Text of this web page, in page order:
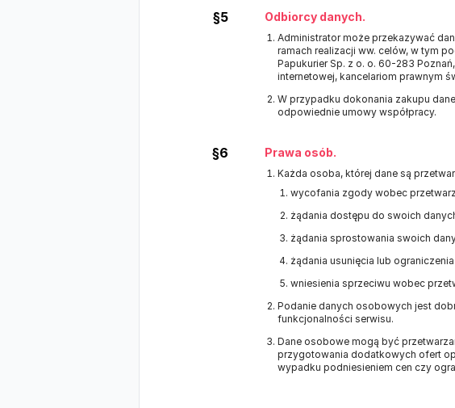
§5 Odbiorcy danych.
Administrator może przekazywać
ramach realizacji ww. celów, w tym
Papukurier Sp. z o. o. 60-283
internetowej, kancelariom prawnym
W przypadku dokonania zakupu
odpowiednie umowy współpracy.
§6 Prawa osób.
Każda osoba, której dane są
wycofania zgody wobec
żądania dostępu do swoich
żądania sprostowania swoich
żądania usunięcia lub
wniesienia sprzeciwu wobec
Podanie danych osobowych jest
funkcjonalności serwisu.
Dane osobowe mogą być
przygotowania dodatkowych ofert
wypadku podniesieniem cen czy